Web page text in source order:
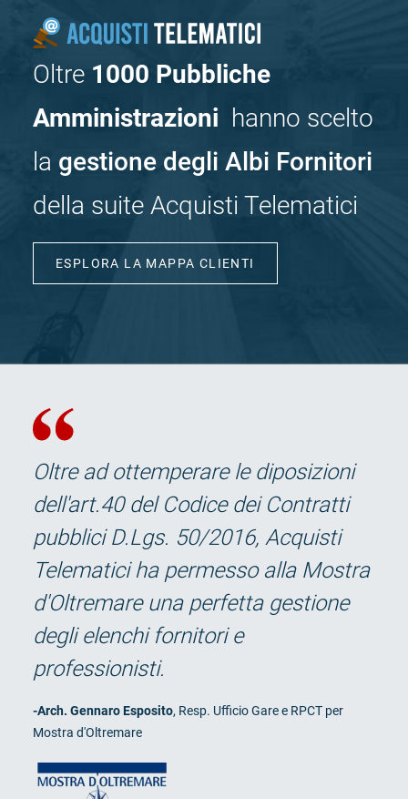
Oltre 1000 Pubbliche
Amministrazioni hanno scelto
la gestione degli Albi Fornitori
della suite Acquisti Telematici
ESPLORA LA MAPPA CLIENTI
Oltre ad ottemperare le diposizioni
dell'art.40 del Codice dei Contratti
pubblici D.Lgs. 50/2016, Acquisti
Telematici ha permesso alla Mostra
d'Oltremare una perfetta gestione
degli elenchi fornitori e
professionisti.
-Arch. Gennaro Esposito, Resp. Ufficio Gare e RPCT per
Mostra d'Oltremare